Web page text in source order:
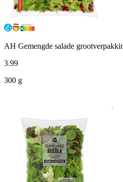
AH Gemengde salade
3.99
300 g